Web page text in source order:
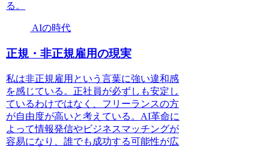
る。
AIの時代
正規・非正規雇用の現実
私は非正規雇用という言葉に強い違和感
を感じている。正社員が必ずしも安定し
ているわけではなく、フリーランスの方
が自由度が高いと考えている。AI革命に
よって情報発信やビジネスマッチングが
容易になり、誰でも成功する可能性が広